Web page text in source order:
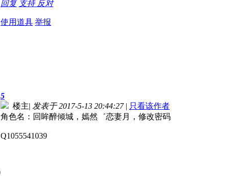
回复 支持 反对
使用道具 举报
5
楼主| 发表于 2017-5-13 20:44:27 | 只看该作者
角色名：回眸醉倾城，嫣然゛恋妻月，修改密码
Q1055541039